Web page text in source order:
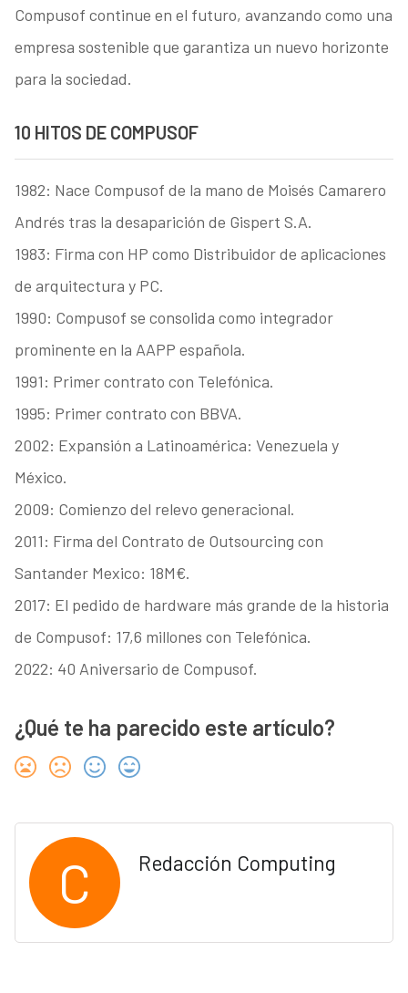
Compusof continue en el futuro, avanzando como una
empresa sostenible que garantiza un nuevo horizonte
para la sociedad.
10 HITOS DE COMPUSOF
1982: Nace Compusof de la mano de Moisés Camarero
Andrés tras la desaparición de Gispert S.A.
1983: Firma con HP como Distribuidor de aplicaciones
de arquitectura y PC.
1990: Compusof se consolida como integrador
prominente en la AAPP española.
1991: Primer contrato con Telefónica.
1995: Primer contrato con BBVA.
2002: Expansión a Latinoamérica: Venezuela y
México.
2009: Comienzo del relevo generacional.
2011: Firma del Contrato de Outsourcing con
Santander Mexico: 18M€.
2017: El pedido de hardware más grande de la historia
de Compusof: 17,6 millones con Telefónica.
2022: 40 Aniversario de Compusof.
¿Qué te ha parecido este artículo?
C Redacción Computing